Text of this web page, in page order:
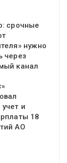
срочные
нужно
через
канал
и
18
АО